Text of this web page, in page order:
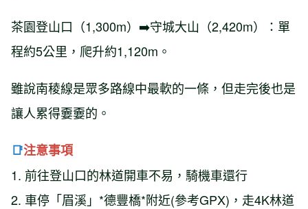
茶園登山口（1,300m）➡️守城大山（2,420m）：單
程約5公里，爬升約1,120m。
雖說南稜線是眾多路線中最軟的一條，但走完後也是
讓人累得嫑嫑的。
📑注意事項
1. 前往登山口的林道開車不易，騎機車還行
2. 車停「眉溪」*德豐橋*附近(參考GPX)，走4K林道